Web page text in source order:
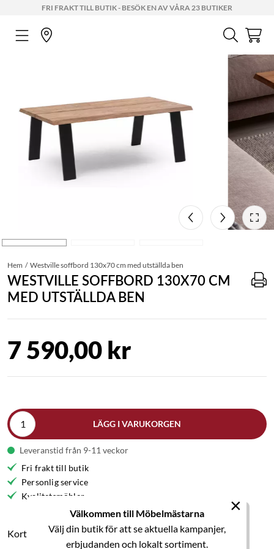
FRI FRAKT TILL BUTIK - BESÖK EN AV VÅRA 23 BUTIKER
Välkommen till Möbelmästarna
Välj din butik för att se aktuella kampanjer,
erbjudanden och lokalt sortiment.
×
Hem Westville soffbord 130x70 cm med utställda ben
WESTVILLE SOFFBORD 130X70 CM
MED UTSTÄLLDA BEN
7 590,00 kr
LÄGG I VARUKORGEN
Leveranstid från 9-11 veckor
Fri frakt till butik
Personlig service
Kvalitetsmöbler
Kort produktbeskrivning